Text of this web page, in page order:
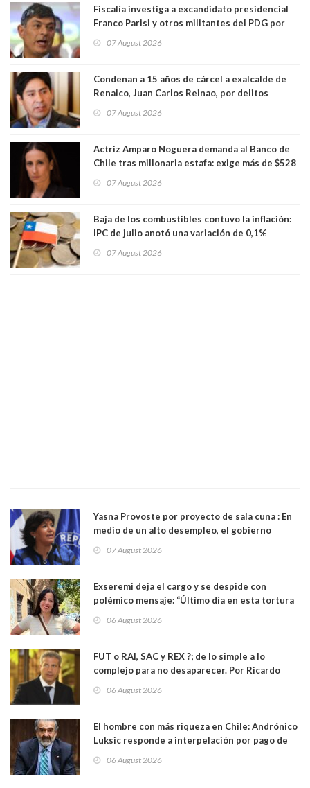
Fiscalía investiga a excandidato presidencial
Franco Parisi y otros militantes del PDG por
07 August 2026
Condenan a 15 años de cárcel a exalcalde de
Renaico, Juan Carlos Reinao, por delitos
07 August 2026
Actriz Amparo Noguera demanda al Banco de
Chile tras millonaria estafa: exige más de $528
07 August 2026
Baja de los combustibles contuvo la inflación:
IPC de julio anotó una variación de 0,1%
07 August 2026
Yasna Provoste por proyecto de sala cuna : En
medio de un alto desempleo, el gobierno
07 August 2026
Exseremi deja el cargo y se despide con
polémico mensaje: “Último día en esta tortura
06 August 2026
FUT o RAI, SAC y REX ?; de lo simple a lo
complejo para no desaparecer. Por Ricardo
06 August 2026
El hombre con más riqueza en Chile: Andrónico
Luksic responde a interpelación por pago de
día que me muera”
06 August 2026